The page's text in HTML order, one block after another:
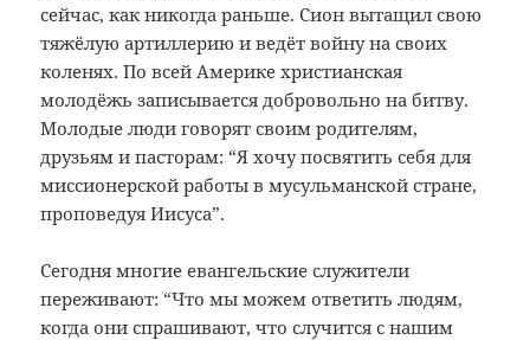
сейчас, как никогда раньше. Сион вытащил свою
тяжёлую артиллерию и ведёт войну на своих
коленях. По всей Америке христианская
молодёжь записывается добровольно на битву.
Молодые люди говорят своим родителям,
друзьям и пасторам: “Я хочу посвятить себя для
миссионерской работы в мусульманской стране,
проповедуя Иисуса”.
Сегодня многие евангельские служители
переживают: “Что мы можем ответить людям,
когда они спрашивают, что случится с нашим